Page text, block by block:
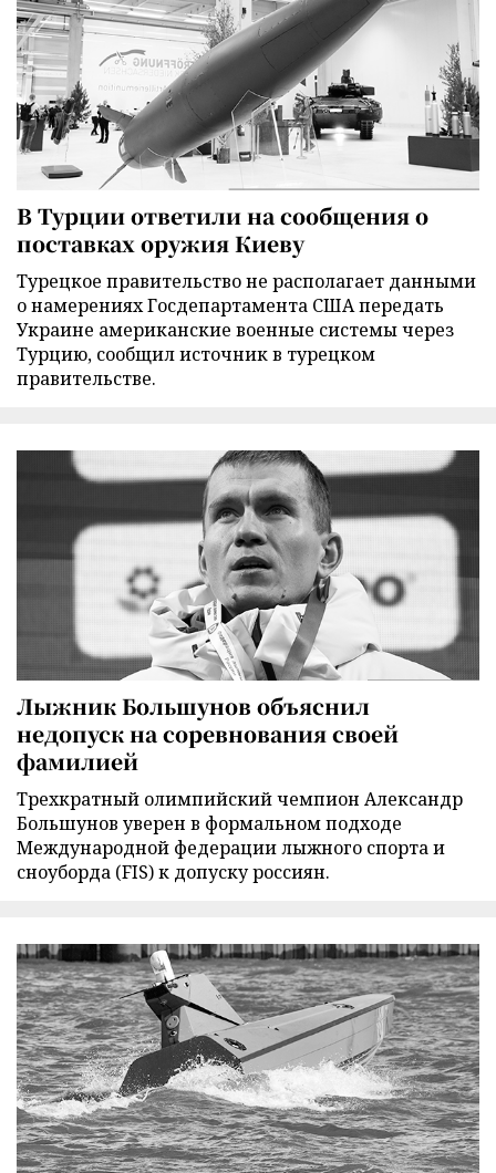
В Турции ответили на сообщения о
поставках оружия Киеву
Турецкое правительство не располагает данными
о намерениях Госдепартамента США передать
Украине американские военные системы через
Турцию, сообщил источник в турецком
правительстве.
Лыжник Большунов объяснил
недопуск на соревнования своей
фамилией
Трехкратный олимпийский чемпион Александр
Большунов уверен в формальном подходе
Международной федерации лыжного спорта и
сноуборда (FIS) к допуску россиян.